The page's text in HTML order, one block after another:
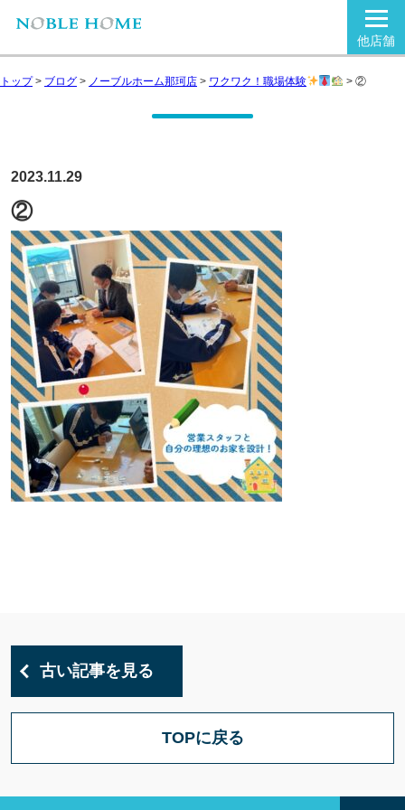
他店舗
トップ> ブログ > ノーブルホーム那珂店 > ワクワク！職場体験 > ②
2023.11.29
②
古い記事を見る
TOPに戻る